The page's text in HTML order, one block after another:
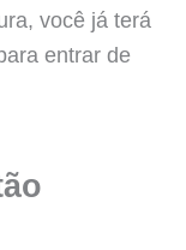
você já terá
entrar de